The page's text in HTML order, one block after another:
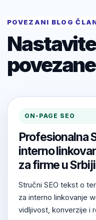
POVEZANI BLOG
ON-PAGE SEO
Profesionalna
interno
za firme u Srbiji
Stručni SEO tekst o
za interno linkovanje
vidljivost, konverzije i